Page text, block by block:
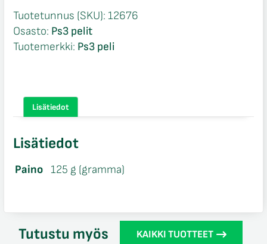
Ps3
määrä
Tuotetunnus (SKU): 12676
Osasto: Ps3 pelit
Tuotemerkki: Ps3 peli
Lisätiedot
Lisätiedot
Paino 125 g (gramma)
Tutustu myös KAIKKI TUOTTEET